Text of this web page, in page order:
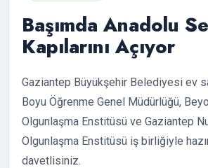
Başımda Anadolu
Kapılarını Açıyor
Gaziantep Büyükşehir Belediyesi ev
Boyu Öğrenme Genel Müdürlüğü,
Olgunlaşma Enstitüsü ve Gaziantep
Olgunlaşma Enstitüsü iş birliğiyle
davetlisiniz.